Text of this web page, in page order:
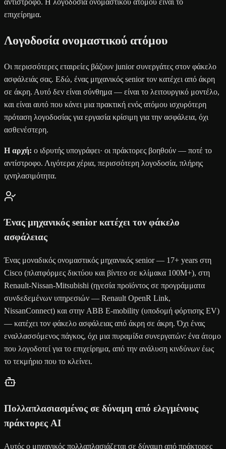
επιχείρημα.
Λογοδοσία ονομαστικού ατόμου
Οι περισσότερες εταιρείες βάζουν junior συνεργάτες στον φάκελο
ασφάλειάς σας. Εδώ, ένας μηχανικός senior τον κατέχει από άκρη
σε άκρη. Αυτό δεν είναι σύνθημα — είναι το λειτουργικό μοντέλο,
και είναι αυτό που κάνει μια πρακτική ενός ατόμου ισχυρότερη
πρόταση λογοδοσίας για εργασία κρίσιμη για την ασφάλεια, όχι
ασθενέστερη.
Η αρχή: ο ιδρυτής υπογράφει· οι πράκτορες βοηθούν — ποτέ το
αντίστροφο. Λιγότερα χέρια, περισσότερη λογοδοσία, πλήρης
ιχνηλασιμότητα.
Ένας μηχανικός senior κατέχει τον φάκελο
ασφάλειας
Ένας μοναδικός ονομαστικός μηχανικός senior — 17+ years στη
Cisco (πλατφόρμες δικτύου και βίντεο σε κλίμακα 100M+), στη
Renault-Nissan-Mitsubishi (ηγεσία προϊόντος σε προγράμματα
συνδεδεμένων υπηρεσιών — Renault OpenR Link,
NissanConnect) και στην ABB E-mobility (υποδομή φόρτισης EV)
— κατέχει τον φάκελο ασφάλειας από άκρη σε άκρη. Όχι ένας
εναλλασσόμενος πάγκος, όχι μια πυραμίδα συνεργατών: ένα άτομο
που λογοδοτεί για το επιχείρημα, από την ανάλυση κινδύνων έως
το τεκμήριο που το κλείνει.
Πολλαπλασιασμένος σε δύναμη από ελεγμένους
πράκτορες AI
Αυτός ο μηχανικός πολλαπλασιάζεται σε δύναμη από πράκτορες